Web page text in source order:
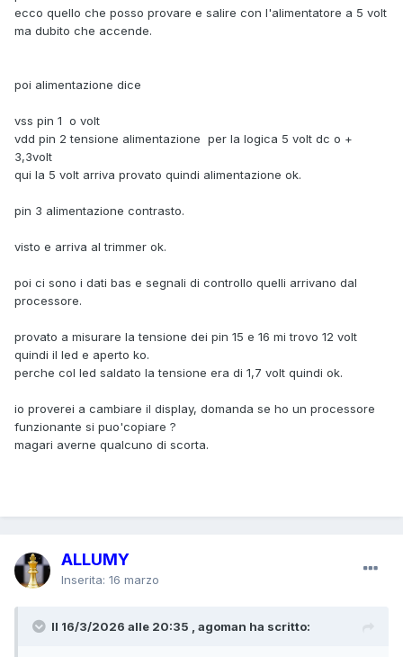
ecco quello che posso provare e salire con l'alimentatore a 5 volt
ma dubito che accende.
poi alimentazione dice
vss pin 1 o volt
vdd pin 2 tensione alimentazione per la logica 5 volt dc o +
3,3volt
qui la 5 volt arriva provato quindi alimentazione ok.
pin 3 alimentazione contrasto.
visto e arriva al trimmer ok.
poi ci sono i dati bas e segnali di controllo quelli arrivano dal
processore.
provato a misurare la tensione dei pin 15 e 16 mi trovo 12 volt
quindi il led e aperto ko.
perche col led saldato la tensione era di 1,7 volt quindi ok.
io proverei a cambiare il display, domanda se ho un processore
funzionante si puo'copiare ?
magari averne qualcuno di scorta.
ALLUMY
Inserita: 16 marzo
Il 16/3/2026 alle 20:35 , agoman ha scritto: